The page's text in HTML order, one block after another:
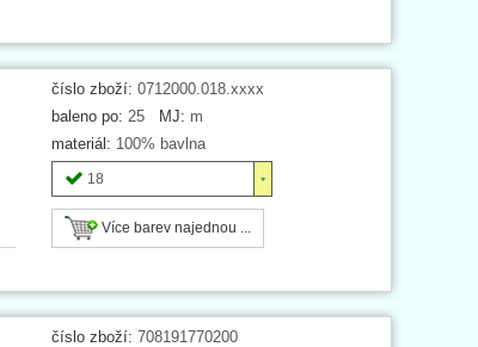
číslo zboží: 0712000.018.xxxx
baleno po: 25 MJ: m
materiál: 100% bavlna
18
Více barev najednou ...
číslo zboží: 708191770200